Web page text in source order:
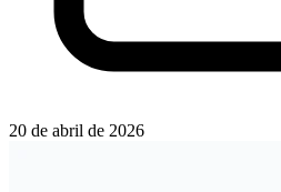
20 de abril de 2026